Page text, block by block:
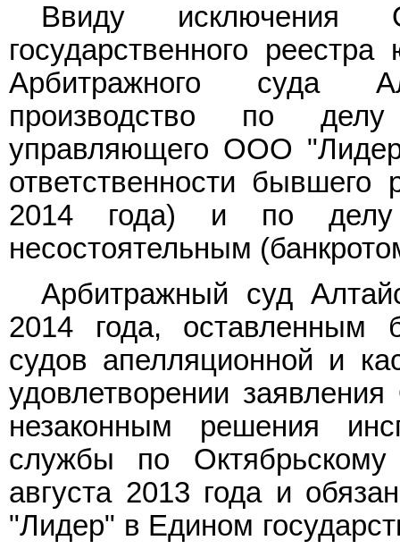
Ввиду
государственного
Арбитражного суда
производство по
управляющего ООО
ответственности
2014 года) и по
несостоятельным
Арбитражный суд
2014 года, оставленным
судов апелляционной и
удовлетворении
незаконным решения
службы по
августа 2013 года и
"Лидер" в Едином